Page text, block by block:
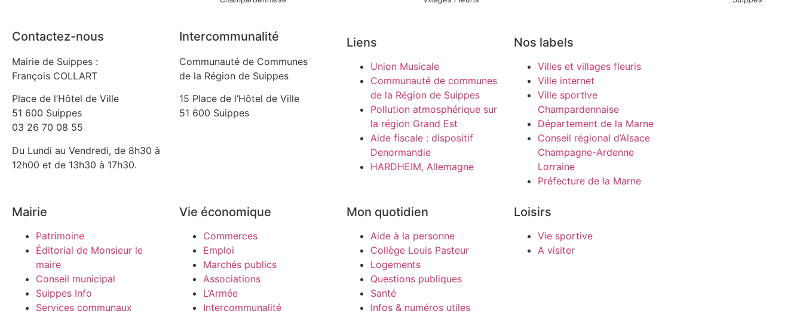
Contactez-nous
Mairie de Suippes :
François COLLART
Place de l’Hôtel de Ville
51 600 Suippes
03 26 70 08 55
Du Lundi au Vendredi, de 8h30 à
12h00 et de 13h30 à 17h30.
Intercommunalité
Communauté de Communes
de la Région de Suippes
15 Place de l’Hôtel de Ville
51 600 Suippes
Liens
Union Musicale
Communauté de communes
de la Région de Suippes
Pollution atmosphérique sur
la région Grand Est
Aide fiscale : dispositif
Denormandie
HARDHEIM, Allemagne
Nos labels
Villes et villages fleuris
Ville internet
Ville sportive
Champardennaise
Département de la Marne
Conseil régional d’Alsace
Champagne-Ardenne
Lorraine
Préfecture de la Marne
Mairie
Patrimoine
Éditorial de Monsieur le
maire
Conseil municipal
Suippes Info
Services communaux
Vie économique
Commerces
Emploi
Marchés publics
Associations
L’Armée
Intercommunalité
Mon quotidien
Aide à la personne
Collège Louis Pasteur
Logements
Questions publiques
Santé
Infos & numéros utiles
Loisirs
Vie sportive
A visiter